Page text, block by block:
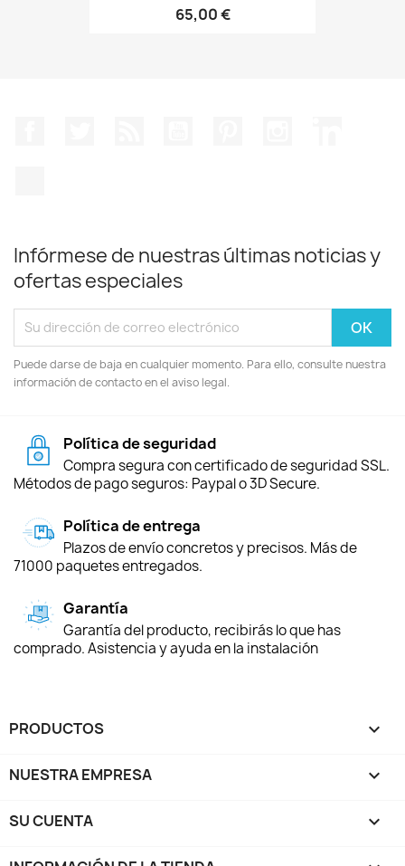
65,00 €
Infórmese de nuestras últimas noticias y
ofertas especiales
Puede darse de baja en cualquier momento. Para ello, consulte nuestra
información de contacto en el aviso legal.
Política de seguridad
Compra segura con certificado de seguridad SSL.
Métodos de pago seguros: Paypal o 3D Secure.
Política de entrega
Plazos de envío concretos y precisos. Más de
71000 paquetes entregados.
Garantía
Garantía del producto, recibirás lo que has
comprado. Asistencia y ayuda en la instalación
PRODUCTOS 
NUESTRA EMPRESA 
SU CUENTA 